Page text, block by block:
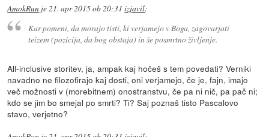
AmokRun je21. apr 2015 ob 20:31 izjavil:
Kar pomeni, da morajo tisti, ki verjamejo v Boga, zagovarjati
teizem (pozicija, da bog obstaja) in še posmrtno življenje.
All-inclusive storitev, ja, ampak kaj hočeš s tem povedati? Verniki
navadno ne filozofirajo kaj dosti, oni verjamejo, če je, fajn, imajo
več možnosti v (morebitnem) onostranstvu, če pa ni nič, pa pač ni;
kdo se jim bo smejal po smrti? Ti? Saj poznaš tisto Pascalovo
stavo, verjetno?